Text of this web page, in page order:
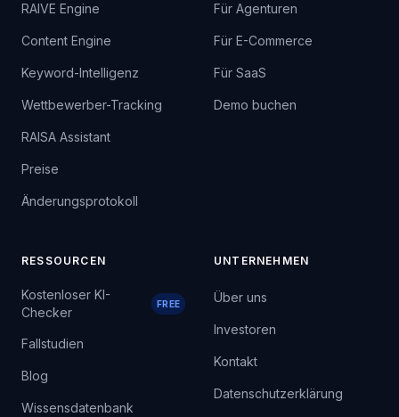
RAIVE Engine
Content Engine
Keyword-Intelligenz
Wettbewerber-Tracking
RAISA Assistant
Preise
Änderungsprotokoll
Für Agenturen
Für E-Commerce
Für SaaS
Demo buchen
RESSOURCEN
Kostenloser KI-
Checker
FREE
Fallstudien
Blog
Wissensdatenbank
UNTERNEHMEN
Über uns
Investoren
Kontakt
Datenschutzerklärung